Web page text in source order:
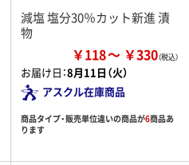
減塩 塩分30％カット新進 漬
物
￥118 ￥330
お届け日：8月11日（火）
アスクル在庫商品
商品タイプ・販売単位違いの商品が6商品あ
ります